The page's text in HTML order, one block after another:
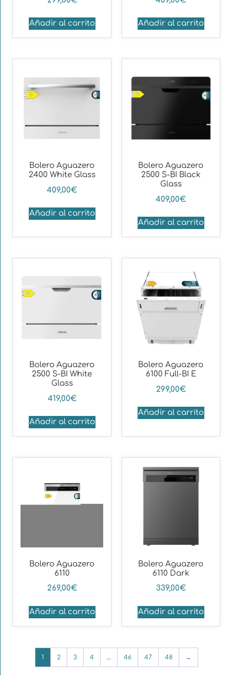
Añadir al carrito Añadir al carrito
Bolero Aguazero
2400 White Glass
409,00€
Añadir al carrito
Bolero Aguazero
2500 S-BI Black
Glass
409,00€
Añadir al carrito
Bolero Aguazero
2500 S-BI White
Glass
419,00€
Añadir al carrito
Bolero Aguazero
6100 Full-BI E
299,00€
Añadir al carrito
Bolero Aguazero
6110
269,00€
Añadir al carrito
Bolero Aguazero
6110 Dark
339,00€
Añadir al carrito
1 2 3 4 … 46 47 48 →